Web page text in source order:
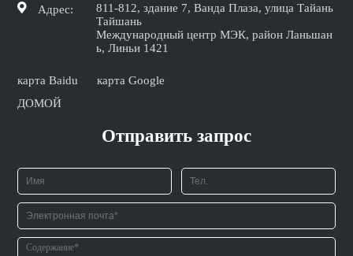
Адрес:
811-812, здание 7, Ванда Плаза, улица Тайань
Тайшань
Международный центр МЭК, район Ланьшан
ь, Линьи 1421
карта Baidu
карта Google
ДОМОЙ
Отправить запрос